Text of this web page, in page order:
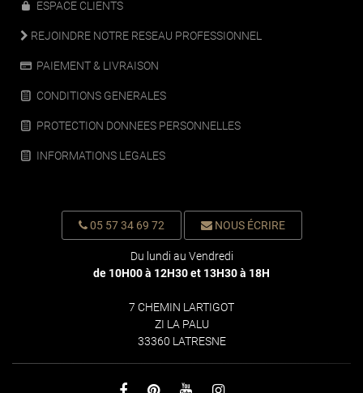
ESPACE CLIENTS
REJOINDRE NOTRE RESEAU PROFESSIONNEL
PAIEMENT & LIVRAISON
CONDITIONS GENERALES
PROTECTION DONNEES PERSONNELLES
INFORMATIONS LEGALES
05 57 34 69 72 NOUS ÉCRIRE
Du lundi au Vendredi
de 10H00 à 12H30 et 13H30 à 18H
7 CHEMIN LARTIGOT
ZI LA PALU
33360 LATRESNE